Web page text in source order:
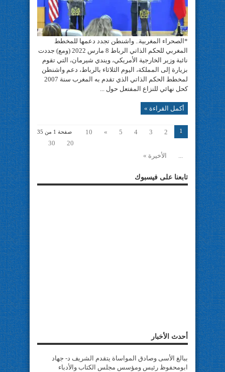
*الصحراء المغربية.. واشنطن تجدد دعمها للمخطط
المغربي للحكم الذاتي الرباط 8 مارس 2022 (ومع) جددت
نائبة وزير الخارجية الأمريكي، ويندي شيرمان، التي تقوم
بزيارة إلى المملكة، اليوم الثلاثاء بالرباط، دعم واشنطن
لمخطط الحكم الذاتي الذي تقدم به المغرب سنة 2007
كحل نهائي للنزاع المفتعل حول ...
أكمل القراءة »
صفحة 1 من 35 1
2
3
4
5
»
10
20
30
...
الأخيرة »
تابعنا على فيسبوك
أحدث الأخبار
ببالغ الأسى وصادق المواساة يتقدم الشريف د- جهاد
ابومحفوظ رئيس ومؤسس مجلس الكتاب والأدباء